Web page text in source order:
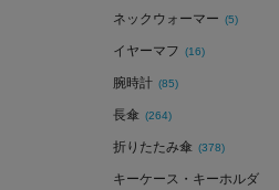
ネックウォーマー (5)
イヤーマフ (16)
腕時計 (85)
長傘 (264)
折りたたみ傘 (378)
キーケース・キーホルダ